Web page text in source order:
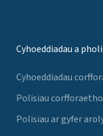
Cyhoeddiadau a
Cyhoeddiadau
Polisïau
Polisïau ar gyfer